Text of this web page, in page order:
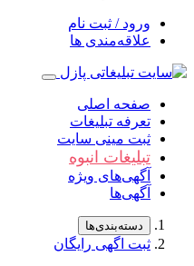
ورود / ثبت نام
علاقه‌مندی ها
صفحه اصلی
تعرفه تبلیغات
ثبت مینی سایت
تبلیغات انبوه
آگهی‌های ویژه
آگهی‌ها
دسته‌بندی‌ها
ثبت اگهی رایگان